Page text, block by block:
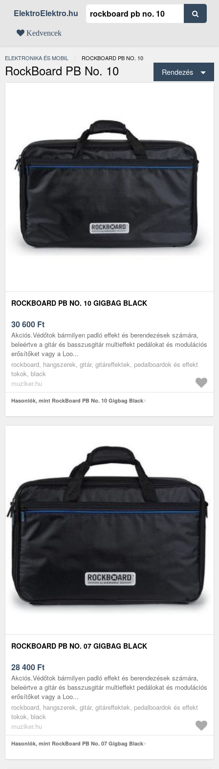
ElektroElektro.hu
Kedvencek
ELEKTRONIKA ÉS MOBIL JELENLEGI:
ROCKBOARD PB NO. 10
RockBoard PB No. 10 Rendezés
ROCKBOARD PB NO. 10 GIGBAG BLACK
30 600 Ft
Akciós.Védőtok bármilyen padló effekt és berendezések számára,
beleértve a gitár és basszusgitár multieffekt pedálokat és modulációs
erősítőket vagy a Loo...
rockboard, hangszerek, gitár, gitáreffektek, pedalboardok és effekt
tokok, black
muziker.hu
Hasonlók, mint RockBoard PB No. 10 Gigbag Black
ROCKBOARD PB NO. 07 GIGBAG BLACK
28 400 Ft
Akciós.Védőtok bármilyen padló effekt és berendezések számára,
beleértve a gitár és basszusgitár multieffekt pedálokat és modulációs
erősítőket vagy a Loo...
rockboard, hangszerek, gitár, gitáreffektek, pedalboardok és effekt
tokok, black
muziker.hu
Hasonlók, mint RockBoard PB No. 07 Gigbag Black